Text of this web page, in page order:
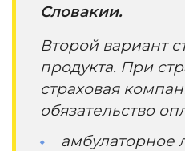
Словакии.
Второй вариант
продукта. При
страховая
обязательство
амбулаторное